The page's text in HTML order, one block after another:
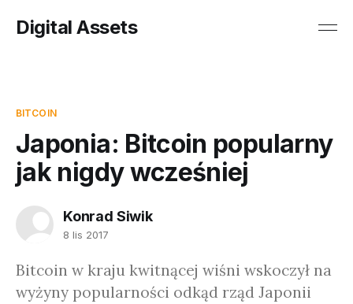
Digital Assets
BITCOIN
Japonia: Bitcoin popularny
jak nigdy wcześniej
Konrad Siwik
8 lis 2017
Bitcoin w kraju kwitnącej wiśni wskoczył na
wyżyny popularności odkąd rząd Japonii